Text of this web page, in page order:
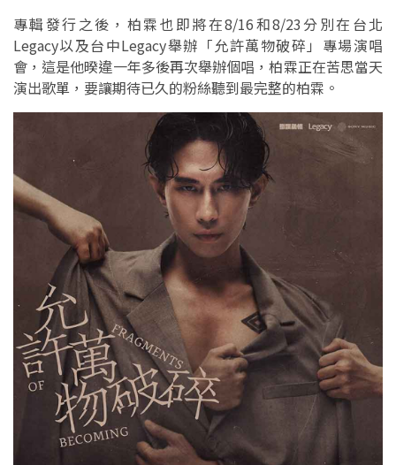
專輯發行之後，柏霖也即將在8/16和8/23分別在台北
Legacy以及台中Legacy舉辦「允許萬物破碎」專場演唱
會，這是他暌違一年多後再次舉辦個唱，柏霖正在苦思當天
演出歌單，要讓期待已久的粉絲聽到最完整的柏霖。